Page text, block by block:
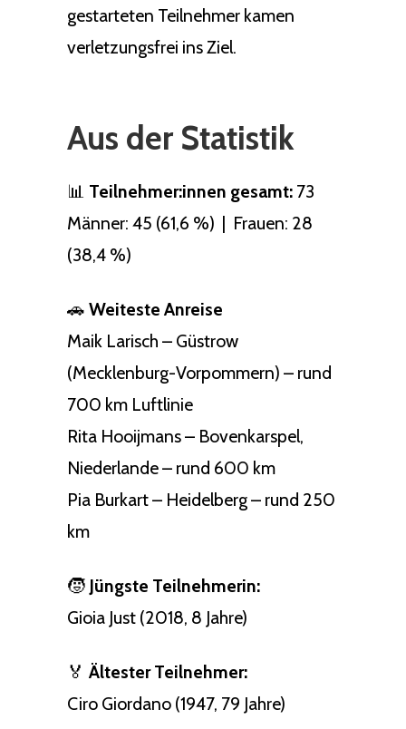
gestarteten Teilnehmer kamen
verletzungsfrei ins Ziel.
Aus der Statistik
📊 Teilnehmer:innen gesamt: 73
Männer: 45 (61,6 %) | Frauen: 28
(38,4 %)
🚗 Weiteste Anreise
Maik Larisch – Güstrow
(Mecklenburg-Vorpommern) – rund
700 km Luftlinie
Rita Hooijmans – Bovenkarspel,
Niederlande – rund 600 km
Pia Burkart – Heidelberg – rund 250
km
🧒 Jüngste Teilnehmerin:
Gioia Just (2018, 8 Jahre)
🏅 Ältester Teilnehmer:
Ciro Giordano (1947, 79 Jahre)